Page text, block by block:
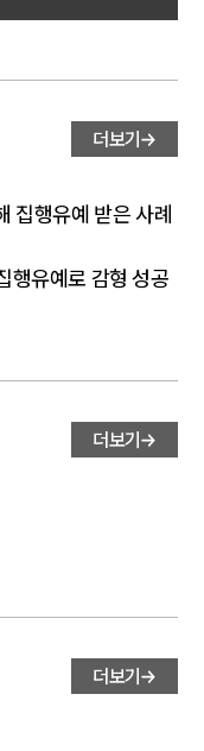
업무
더보기
집행유예 받은 사례
행유예로 감형 성공
더보기
더보기